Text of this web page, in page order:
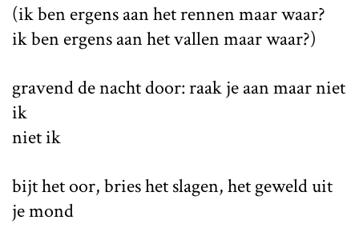
(ik ben ergens aan het rennen maar waar?
ik ben ergens aan het vallen maar waar?)
gravend de nacht door: raak je aan maar niet
ik
niet ik
bijt het oor, bries het slagen, het geweld uit
je mond